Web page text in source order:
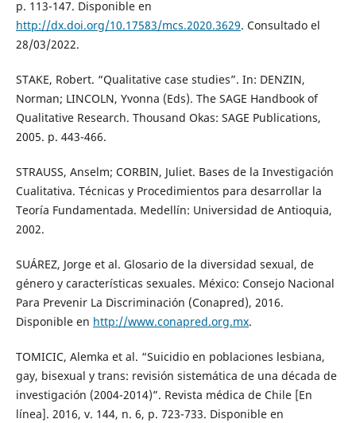
p. 113-147. Disponible en
http://dx.doi.org/10.17583/mcs.2020.3629. Consultado el
28/03/2022.
STAKE, Robert. “Qualitative case studies”. In: DENZIN,
Norman; LINCOLN, Yvonna (Eds). The SAGE Handbook of
Qualitative Research. Thousand Okas: SAGE Publications,
2005. p. 443-466.
STRAUSS, Anselm; CORBIN, Juliet. Bases de la Investigación
Cualitativa. Técnicas y Procedimientos para desarrollar la
Teoría Fundamentada. Medellín: Universidad de Antioquia,
2002.
SUÁREZ, Jorge et al. Glosario de la diversidad sexual, de
género y características sexuales. México: Consejo Nacional
Para Prevenir La Discriminación (Conapred), 2016.
Disponible en http://www.conapred.org.mx.
TOMICIC, Alemka et al. “Suicidio en poblaciones lesbiana,
gay, bisexual y trans: revisión sistemática de una década de
investigación (2004-2014)”. Revista médica de Chile [En
línea]. 2016, v. 144, n. 6, p. 723-733. Disponible en